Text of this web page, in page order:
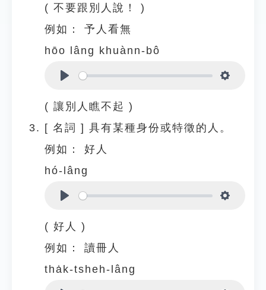
( 不要跟別人說！ )
例如：
予人看無
hōo lâng khuànn-bô
( 讓別人瞧不起 )
[ 名詞 ] 具有某種身份或特徵的人。
例如：
好人
hó-lâng
( 好人 )
例如：
讀冊人
tha̍k-tsheh-lâng